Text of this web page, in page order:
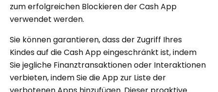
zum erfolgreichen Blockieren der Cash App
verwendet werden.
Sie können garantieren, dass der Zugriff Ihres
Kindes auf die Cash App eingeschränkt ist, indem
Sie jegliche Finanztransaktionen oder Interaktionen
verbieten, indem Sie die App zur Liste der